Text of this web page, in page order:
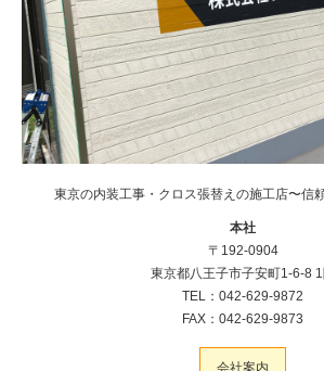
東京の内装工事・クロス張替えの施工店〜信
本社
〒192-0904
東京都八王子市子安町1-6-8
TEL：042-629-9872
FAX：042-629-9873
会社案内